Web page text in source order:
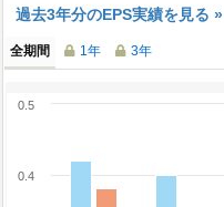
過去3年分のEPS実績を見る »
全期間 1年 3年
0.4
0.5